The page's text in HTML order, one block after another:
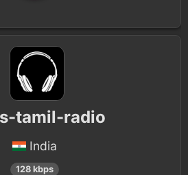
tamil-radio
India
128 kbps